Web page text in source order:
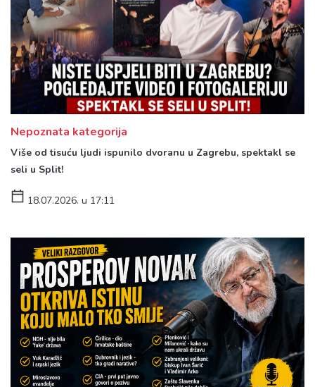
Nepoznata kategorija
Više od tisuću ljudi ispunilo dvoranu u Zagrebu, spektakl se
seli u Split!
18.07.2026. u 17:11